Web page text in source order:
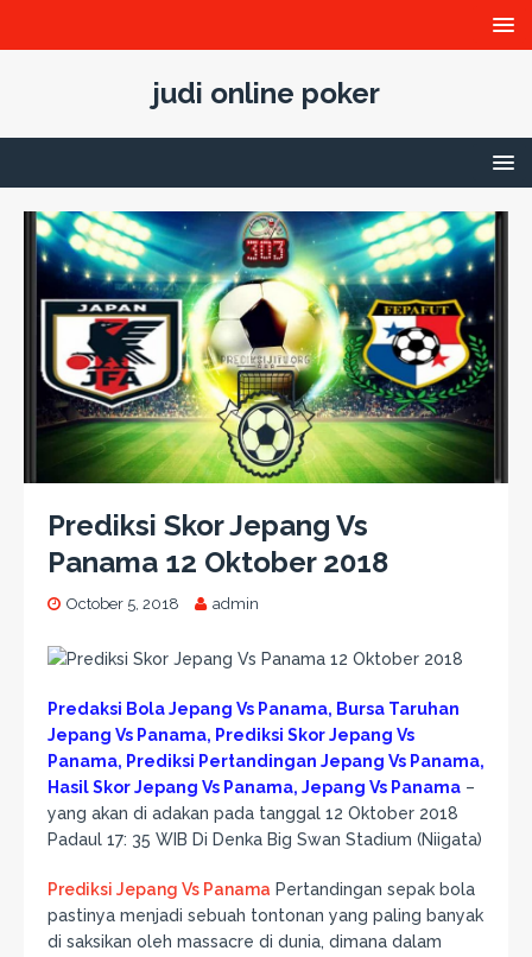
judi online poker
Prediksi Skor Jepang Vs
Panama 12 Oktober 2018
October 5, 2018 admin
Predaksi Bola Jepang Vs Panama, Bursa Taruhan
Jepang Vs Panama, Prediksi Skor Jepang Vs
Panama, Prediksi Pertandingan Jepang Vs Panama,
Hasil Skor Jepang Vs Panama, Jepang Vs Panama –
yang akan di adakan pada tanggal 12 Oktober 2018
Padaul 17: 35 WIB Di Denka Big Swan Stadium (Niigata)
Prediksi Jepang Vs Panama Pertandingan sepak bola
pastinya menjadi sebuah tontonan yang paling banyak
di saksikan oleh massacre di dunia, dimana dalam